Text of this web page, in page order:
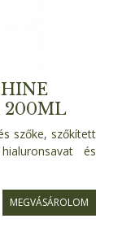
200ML
szőke, szőkített
és
MEGVÁSÁROLOM